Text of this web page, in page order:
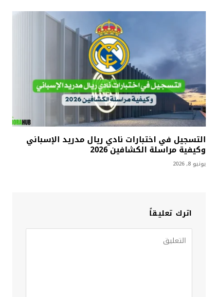
التسجيل في اختبارات نادي ريال مدريد الإسباني
وكيفية مراسلة الكشافين 2026
يونيو 8, 2026
اترك تعليقاً